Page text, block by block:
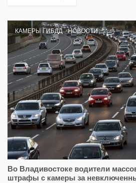
КАМЕРЫ ГИБДД НОВОСТИ
Во Владивостоке водители
штрафы с камеры за